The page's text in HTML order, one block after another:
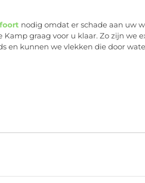
nodig omdat er schade aan uw
graag voor u klaar. Zo zijn we
en kunnen we vlekken die door